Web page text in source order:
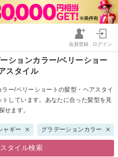
会員登録 ログイン
ションカラー/ベリーショー
スタイル
ー/ベリーショートの髪型・ヘアスタイ
しています。あなたに合った髪型を見
せます。
ャギー グラデーションカラー
タイル検索